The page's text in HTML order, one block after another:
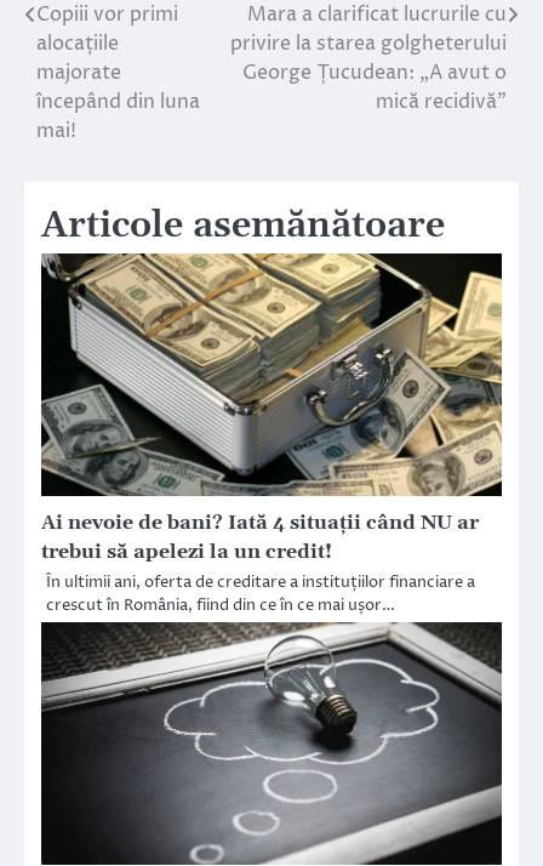
Navigare
în
articole
Copiii vor primi
alocațiile
majorate
începând din luna
mai!
Mara a clarificat lucrurile cu
privire la starea golgheterului
George Țucudean: „A avut o
mică recidivă”
Articole asemănătoare
Ai nevoie de bani? Iată 4 situații când NU ar
trebui să apelezi la un credit!
În ultimii ani, oferta de creditare a instituțiilor financiare a
crescut în România, fiind din ce în ce mai ușor…